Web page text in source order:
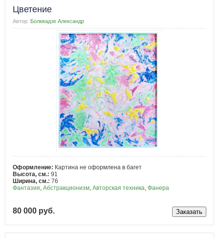
Цветение
Автор: Болквадзе Александр
Оформление: Картина не оформлена в багет
Высота, см.: 91
Ширина, см.: 76
Фантазия Абстракционизм Авторская техника Фанера
80 000 руб.